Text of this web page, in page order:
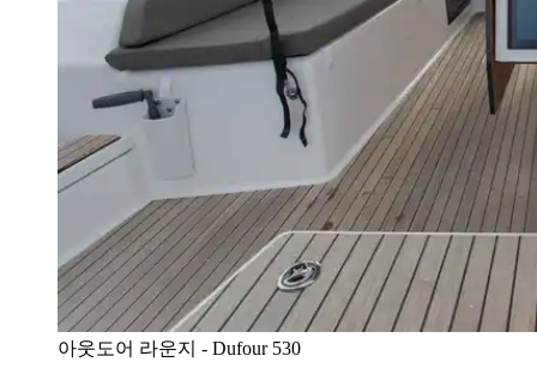
아웃도어 라운지 - Dufour 530